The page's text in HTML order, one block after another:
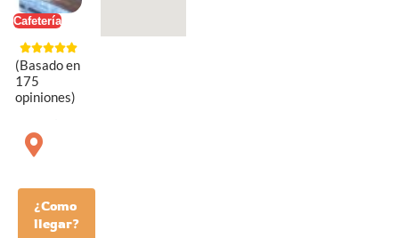
Cafetería
(Basado en
175
opiniones)
¿Como
llegar?